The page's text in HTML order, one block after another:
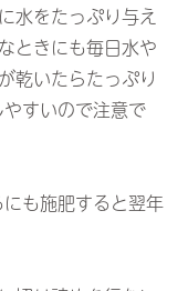
水をたっぷり与え
ときにも毎日水や
乾いたらたっぷり
すいので注意で
も施肥すると翌年